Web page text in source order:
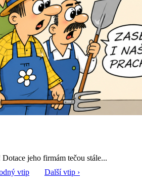
jeho firmám tečou stále...
vtip Další vtip ›